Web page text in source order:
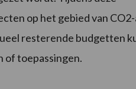
op het gebied van
resterende budgetten
of toepassingen.